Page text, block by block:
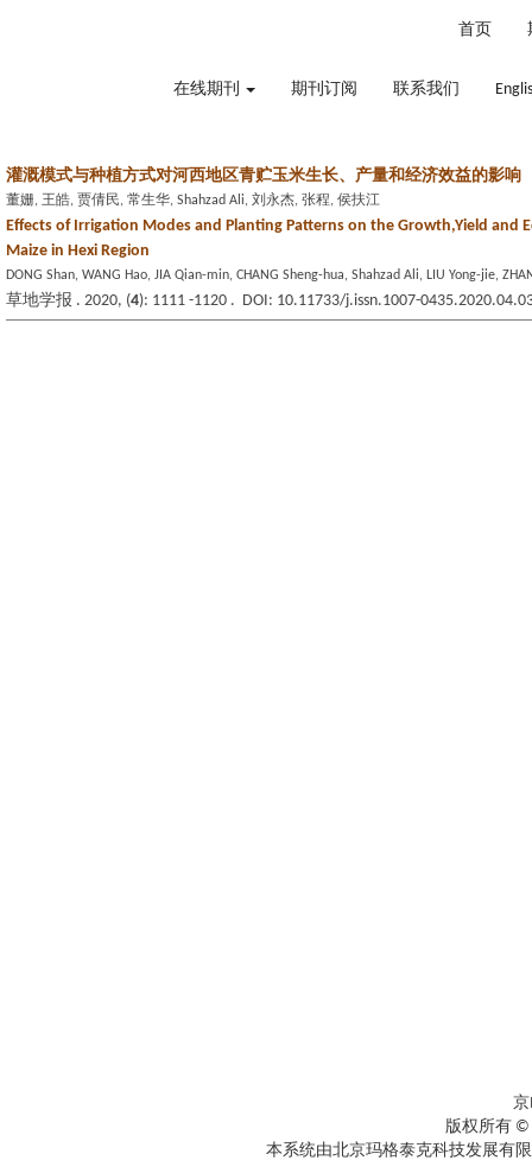
首页
在线期刊 期刊订阅 联系我们
灌溉模式与种植方式对河西地区青贮玉米生长、产量和经济效益的影响
董姗, 王皓, 贾倩民, 常生华, Shahzad Ali, 刘永杰, 张程, 侯扶江
Effects of Irrigation Modes and Planting Patterns on the Growth,Yield and
Maize in Hexi Region
DONG Shan, WANG Hao, JIA Qian-min, CHANG Sheng-hua, Shahzad Ali, LIU Yong-jie,
草地学报 . 2020, (4): 1111 -1120 . DOI: 10.11733/j.issn.1007-
京
版权所有 ©
本系统由北京玛格泰克科技发展有